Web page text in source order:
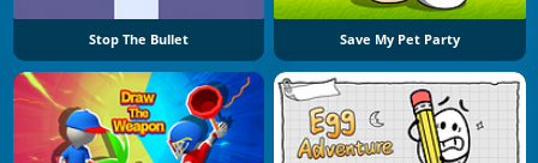
Stop The Bullet Save My Pet Party